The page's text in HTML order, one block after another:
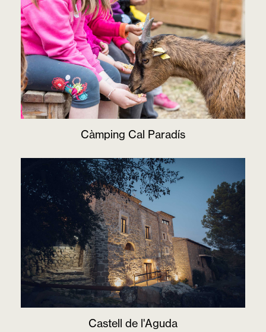
Càmping Cal Paradís
Castell de l'Aguda